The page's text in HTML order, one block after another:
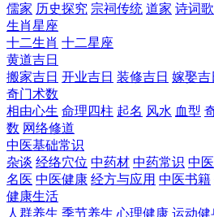
儒家 历史探究 宗祠传统 道家 诗词
生肖星座
十二生肖 十二星座
黄道吉日
搬家吉日 开业吉日 装修吉日 嫁娶吉
奇门术数
相由心生 命理四柱 起名 风水 血型
数 网络修道
中医基础常识
杂谈 经络穴位 中药材 中药常识 中
名医 中医健康 经方与应用 中医书籍
健康生活
人群养生 季节养生 心理健康 运动健